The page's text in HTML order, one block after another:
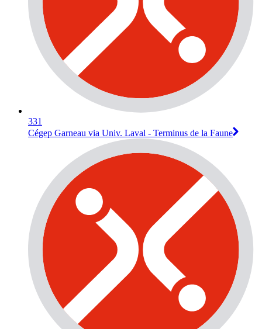
331
Cégep Garneau via Univ. Laval - Terminus de la Faune